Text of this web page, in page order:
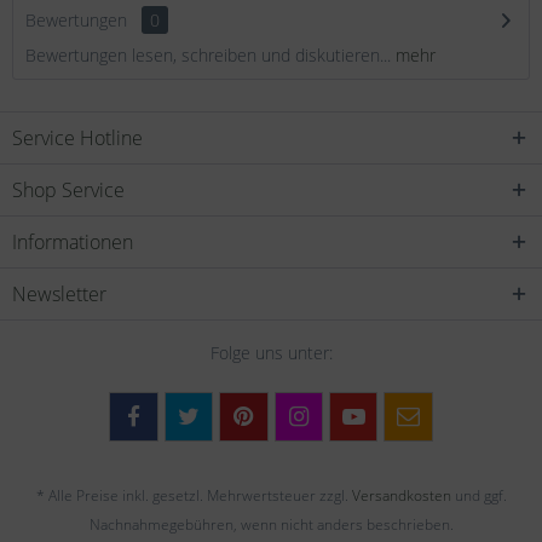
Bewertungen
0
Bewertungen lesen, schreiben und diskutieren... mehr
Service Hotline
Shop Service
Informationen
Newsletter
Folge uns unter:
* Alle Preise inkl. gesetzl. Mehrwertsteuer zzgl. Versandkosten und ggf.
Nachnahmegebühren, wenn nicht anders beschrieben.